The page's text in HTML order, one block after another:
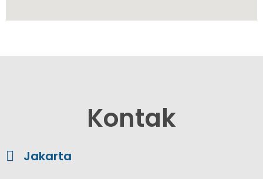
Kontak
Jakarta